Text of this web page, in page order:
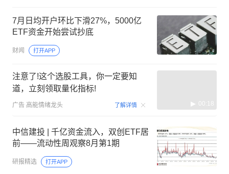
7月日均开户环比下滑27%，5000亿
ETF资金开始尝试抄底
财闻 打开APP
注意了!这个选股工具，你一定要知
道，立刻领取量化指标!
广告 高能情绪龙头 了解详情 00:18
中信建投 | 千亿资金流入，双创ETF居
前——流动性周观察8月第1期
研报精选 打开APP